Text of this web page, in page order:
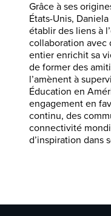
Grâce à ses
États-Unis,
établir des liens à
collaboration avec
entier enrichit sa
de former des
l’amènent à
Éducation en
engagement en
continu, des
connectivité
d’inspiration dans